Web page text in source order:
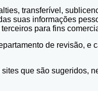
transferível,
suas informações
para fins
de revisão,
que são sugeridos,